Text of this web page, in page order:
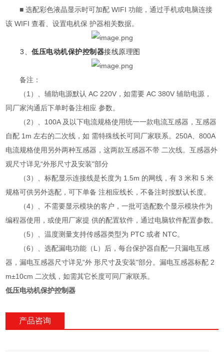
■ 选配彩色液晶显示时可加配 WIFI 功能，通过手机或电脑连接
该 WIFI 查看、设置电机保 护器相关数据。
3、低压电动机保护控制器接线原理图
备注：
（1）、辅助电源默认 AC 220V，如需要 AC 380V 辅助电源，
同厂家沟通后下单时备注相应 参数。
（2）、100A 及以下电流规格使用统一一款电流互感器，互感器
自配 1m 左右的二次线，如 需特殊线长可同厂家联系。250A、800A
电流规格使用另外两种互感器，这两款互感器不带 二次线。互感器外
观尺寸详见“外形尺寸及安装"部分
（3）、标配显示连接线是长度为 1.5m 的网线，有 3 米和 5 米
规格可供另外选配，可下单备 注相应线长，不备注时按默认长度。
（4）、不需要显示模块的客户，一批可选配数个显示模块作为
编程器使用，或使用厂家提 供的配置软件，通过电脑软件配置参数。
（5）、温度测量支持传感器类型为 PTC 或者 NTC。
（6）、选配漏电功能（L）后，每台保护器自配一只漏电互感
器，漏电互感器尺寸详见“外 形尺寸及安装"部分。漏电互感器标配 2
m±10cm 二次线，如需其它长度可同厂家联系。
低压电动机保护控制器
产品咨询